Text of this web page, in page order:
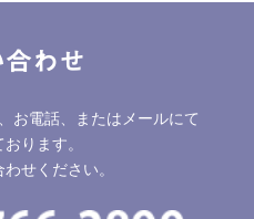
わせ
お電話、またはメールにて
ります。
せください。